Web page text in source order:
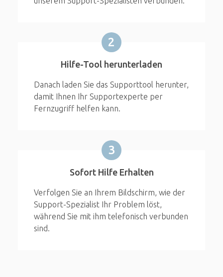
2
Hilfe-Tool herunterladen
Danach laden Sie das Supporttool herunter,
damit Ihnen Ihr Supportexperte per
Fernzugriff helfen kann.
3
Sofort Hilfe Erhalten
Verfolgen Sie an Ihrem Bildschirm, wie der
Support-Spezialist Ihr Problem löst,
während Sie mit ihm telefonisch verbunden
sind.